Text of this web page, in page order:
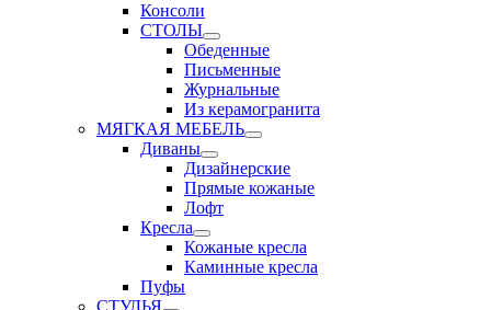
Консоли
СТОЛЫ
Обеденные
Письменные
Журнальные
Из керамогранита
МЯГКАЯ МЕБЕЛЬ
Диваны
Дизайнерские
Прямые кожаные
Лофт
Кресла
Кожаные кресла
Каминные кресла
Пуфы
СТУЛЬЯ